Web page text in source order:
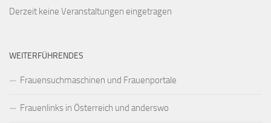
Derzeit keine Veranstaltungen eingetragen
WEITERFÜHRENDES
Frauensuchmaschinen und Frauenportale
Frauenlinks in Österreich und anderswo